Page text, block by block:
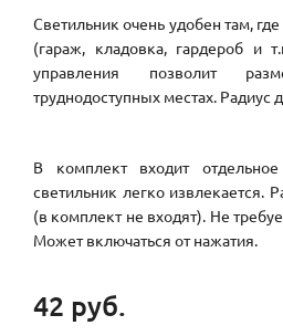
Светильник очень удобен там, где
(гараж, кладовка, гардероб и
управления позволит
труднодоступных местах. Радиус
В комплект входит
светильник легко извлекается.
(в комплект не входят). Не
Может включаться от нажатия.
42 руб.